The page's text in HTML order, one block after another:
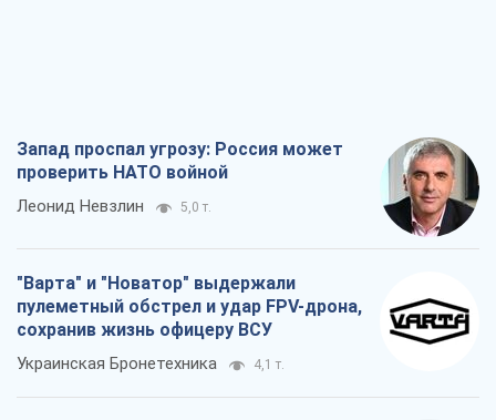
Запад проспал угрозу: Россия может
проверить НАТО войной
Леонид Невзлин 5,0 т.
"Варта" и "Новатор" выдержали
пулеметный обстрел и удар FPV-дрона,
сохранив жизнь офицеру ВСУ
Украинская Бронетехника 4,1 т.